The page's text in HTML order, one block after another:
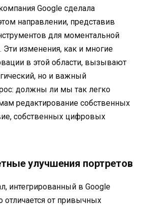
Google сделала
направлении, представив
для моментальной
Эти изменения, как и многие
в этой области, вызывают
но и важный
должны ли мы так легко
редактирование собственных
собственных цифровых
улучшения портретов
интегрированный в Google
отличается от привычных